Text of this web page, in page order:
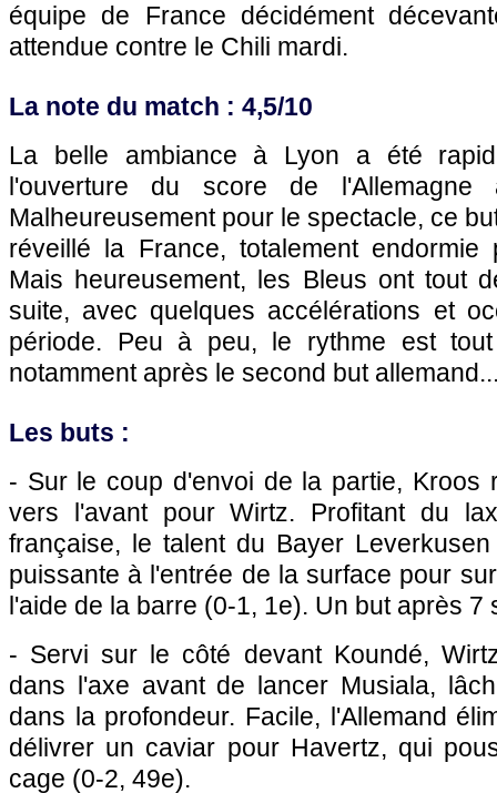
équipe de France décidément
attendue contre le Chili mardi.
La note du match : 4,5/10
La belle ambiance à Lyon a été
l'ouverture du score de l'Allemagne
Malheureusement pour le spectacle, ce
réveillé la France, totalement endormie
Mais heureusement, les Bleus ont tout
suite, avec quelques accélérations et
période. Peu à peu, le rythme est
notamment après le second but
Les buts :
- Sur le coup d'envoi de la partie, Kroos
vers l'avant pour Wirtz. Profitant du
française, le talent du Bayer
puissante à l'entrée de la surface pour
l'aide de la barre (0-1, 1e). Un but après 7
- Servi sur le côté devant Koundé,
dans l'axe avant de lancer Musiala,
dans la profondeur. Facile, l'Allemand
délivrer un caviar pour Havertz, qui
cage (0-2, 49e).